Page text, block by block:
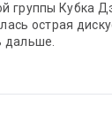
группы Кубка
острая
дальше.